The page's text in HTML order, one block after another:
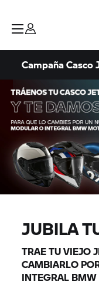
Campaña Casco
JUBILA
TRAE TU VIEJO
CAMBIARLO
INTEGRAL